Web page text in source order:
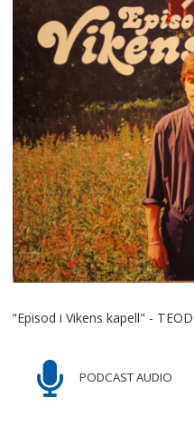
"Episod i Vikens kapell" -
PODCAST AUDIO